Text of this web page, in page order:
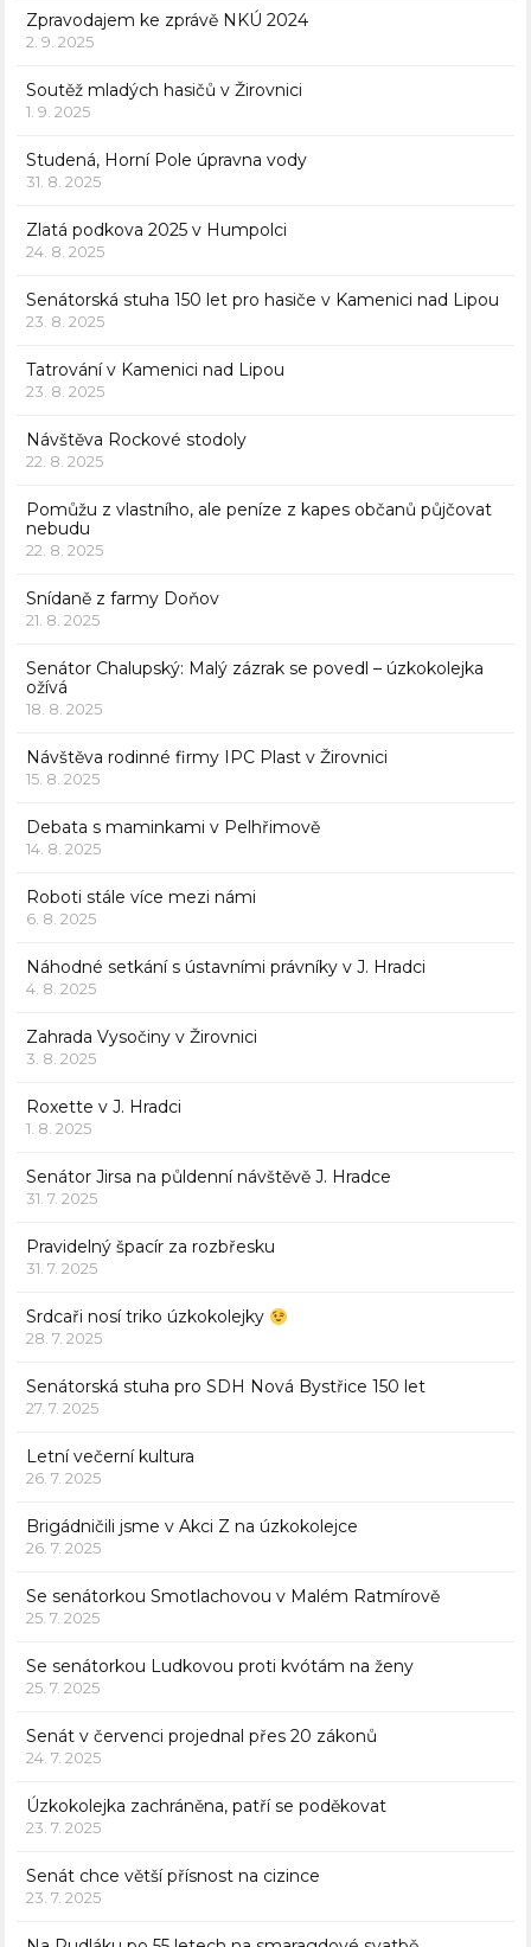
Zpravodajem ke zprávě NKÚ 2024
2. 9. 2025
Soutěž mladých hasičů v Žirovnici
1. 9. 2025
Studená, Horní Pole úpravna vody
31. 8. 2025
Zlatá podkova 2025 v Humpolci
24. 8. 2025
Senátorská stuha 150 let pro hasiče v Kamenici nad Lipou
23. 8. 2025
Tatrování v Kamenici nad Lipou
23. 8. 2025
Návštěva Rockové stodoly
22. 8. 2025
Pomůžu z vlastního, ale peníze z kapes občanů půjčovat
nebudu
22. 8. 2025
Snídaně z farmy Doňov
21. 8. 2025
Senátor Chalupský: Malý zázrak se povedl – úzkokolejka
ožívá
18. 8. 2025
Návštěva rodinné firmy IPC Plast v Žirovnici
15. 8. 2025
Debata s maminkami v Pelhřimově
14. 8. 2025
Roboti stále více mezi námi
6. 8. 2025
Náhodné setkání s ústavními právníky v J. Hradci
4. 8. 2025
Zahrada Vysočiny v Žirovnici
3. 8. 2025
Roxette v J. Hradci
1. 8. 2025
Senátor Jirsa na půldenní návštěvě J. Hradce
31. 7. 2025
Pravidelný špacír za rozbřesku
31. 7. 2025
Srdcaři nosí triko úzkokolejky
28. 7. 2025
Senátorská stuha pro SDH Nová Bystřice 150 let
27. 7. 2025
Letní večerní kultura
26. 7. 2025
Brigádničili jsme v Akci Z na úzkokolejce
26. 7. 2025
Se senátorkou Smotlachovou v Malém Ratmírově
25. 7. 2025
Se senátorkou Ludkovou proti kvótám na ženy
25. 7. 2025
Senát v červenci projednal přes 20 zákonů
24. 7. 2025
Úzkokolejka zachráněna, patří se poděkovat
23. 7. 2025
Senát chce větší přísnost na cizince
23. 7. 2025